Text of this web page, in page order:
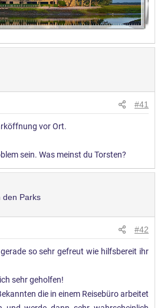
#41
vor Ort.
sein. Was meinst du Torsten?
den Parks
#42
so sehr gefreut wie hilfsbereit ihr
sehr geholfen!
die in einem Reisebüro arbeitet